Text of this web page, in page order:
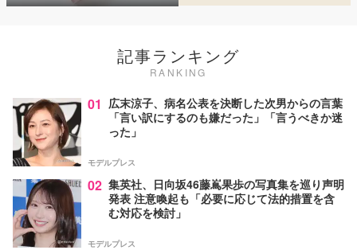
記事ランキング
RANKING
01 広末涼子、病名公表を決断した次男からの言葉
「言い訳にするのも嫌だった」「言うべきか迷
った」
モデルプレス
02 集英社、日向坂46藤嶌果歩の写真集を巡り声明
発表 注意喚起も「必要に応じて法的措置を含
む対応を検討」
モデルプレス